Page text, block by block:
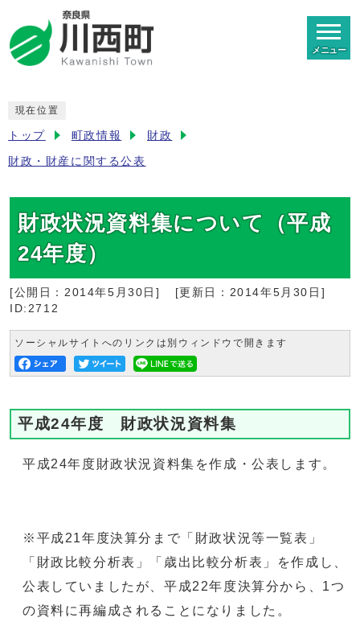
メニュー
現在位置
トップ 町政情報 財政
財政・財産に関する公表
財政状況資料集について（平成
24年度）
[公開日： 2014年5月30日 ] [更新日： 2014年5月30日 ]
ID:2712
ソーシャルサイトへのリンクは別ウィンドウで開きます
平成24年度 財政状況資料集
平成24年度財政状況資料集を作成・公表します。
※平成21年度決算分まで「財政状況等一覧表」
「財政比較分析表」「歳出比較分析表」を作成し、
公表していましたが、平成22年度決算分から、1つ
の資料に再編成されることになりました。